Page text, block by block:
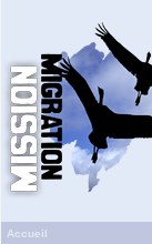
Accueil